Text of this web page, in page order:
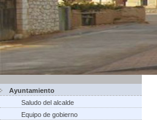
Ayuntamiento
Saludo del alcalde
Equipo de gobierno